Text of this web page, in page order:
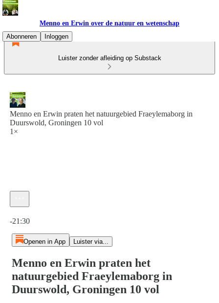
Menno en Erwin over de natuur en wetenschap
Abonneren
Inloggen
Luister zonder afleiding op Substack
Menno en Erwin praten het natuurgebied Fraeylemaborg in
Duurswold, Groningen 10 vol
1×
-21:30
Openen in App Luister via...
Menno en Erwin praten het
natuurgebied Fraeylemaborg in
Duurswold, Groningen 10 vol